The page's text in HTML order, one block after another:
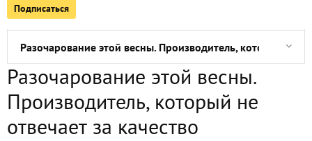
Подписаться
Гаршинка - магазин садовых растений
Разочарование этой весны. Производитель, который не
Весна идет к закату, а лето почти на пороге. О том какой
Автоматическое проветривание теплицы.
Разочарование этой весны.
Производитель, который не
отвечает за качество